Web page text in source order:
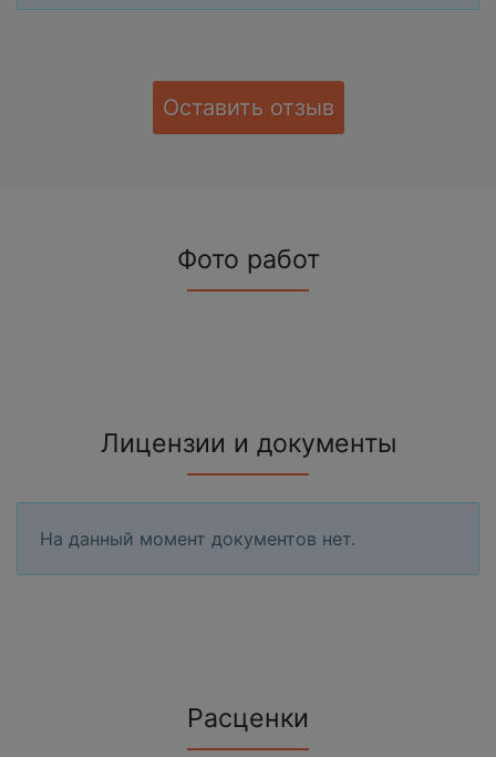
Оставить отзыв
Фото работ
Лицензии и документы
На данный момент документов нет.
Расценки